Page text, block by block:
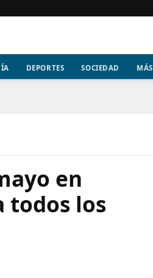
DEPORTES SOCIEDAD MÁS
en
todos los